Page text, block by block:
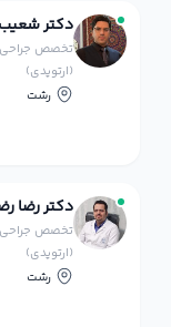
دکتر
تخصص جراحی
(ارتوپدی)
رشت
دکتر رضا
تخصص جراحی
(ارتوپدی)
رشت